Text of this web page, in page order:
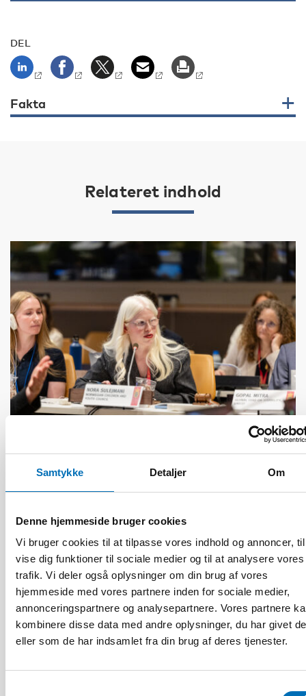
Samtykke Detaljer Om
Denne hjemmeside bruger cookies
Vi bruger cookies til at tilpasse vores indhold og annoncer,
vise dig funktioner til sociale medier og til at analysere vores
trafik. Vi deler også oplysninger om din brug af vores
hjemmeside med vores partnere inden for sociale medier,
annonceringspartnere og analysepartnere. Vores partnere
kombinere disse data med andre oplysninger, du har givet
eller som de har indsamlet fra din brug af deres tjenester.
DEL
Fakta
Relateret indhold
HANDICAP
right”